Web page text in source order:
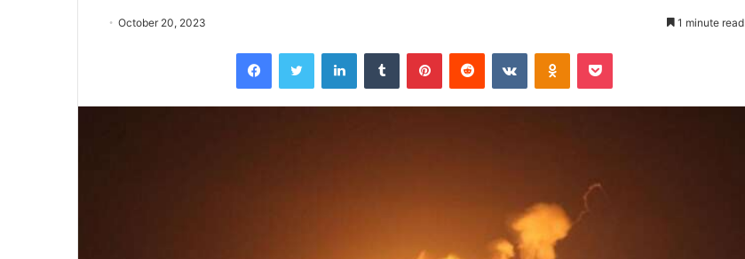
October 20, 2023 1 minute read